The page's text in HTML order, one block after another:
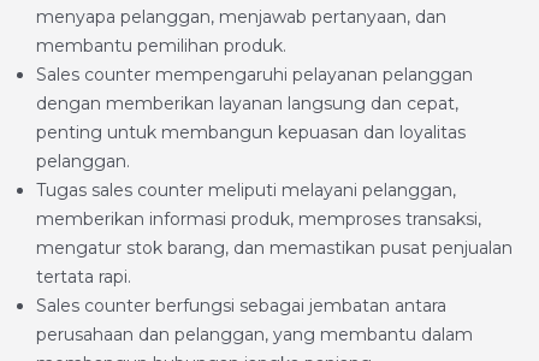
menyapa pelanggan, menjawab pertanyaan, dan
membantu pemilihan produk.
Sales counter mempengaruhi pelayanan pelanggan
dengan memberikan layanan langsung dan cepat,
penting untuk membangun kepuasan dan loyalitas
pelanggan.
Tugas sales counter meliputi melayani pelanggan,
memberikan informasi produk, memproses transaksi,
mengatur stok barang, dan memastikan pusat penjualan
tertata rapi.
Sales counter berfungsi sebagai jembatan antara
perusahaan dan pelanggan, yang membantu dalam